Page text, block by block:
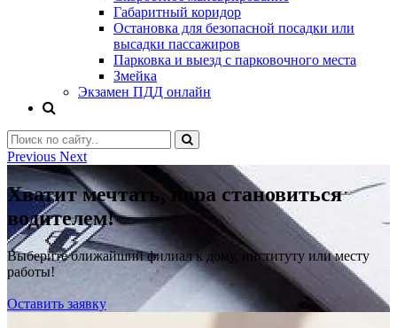
Габаритный коридор
Остановка для безопасной посадки или
высадки пассажиров
Парковка и выезд с парковочного места
Змейка
Экзамен ПДД онлайн
Previous Next
Хватит мечтать, пора становиться
водителем!
Выберите ближайший филиал к дому, институту или месту
работы!
Оставить заявку